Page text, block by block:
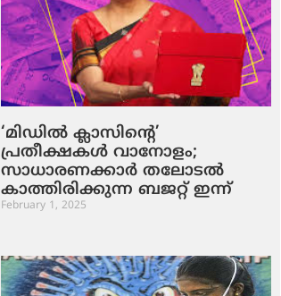
‘മിഡിൽ ക്ലാസിൻ്റെ’
പ്രതീക്ഷകൾ വാനോളം;
സാധാരണക്കാർ തലോടൽ
കാത്തിരിക്കുന്ന ബജറ്റ് ഇന്ന്
February 1, 2025